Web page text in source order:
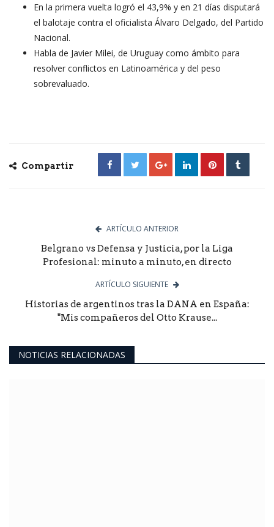
En la primera vuelta logró el 43,9% y en 21 días disputará
el balotaje contra el oficialista Álvaro Delgado, del Partido
Nacional.
Habla de Javier Milei, de Uruguay como ámbito para
resolver conflictos en Latinoamérica y del peso
sobrevaluado.
Compartir
ARTÍCULO ANTERIOR
Belgrano vs Defensa y Justicia, por la Liga
Profesional: minuto a minuto, en directo
ARTÍCULO SIGUIENTE
Historias de argentinos tras la DANA en España:
"Mis compañeros del Otto Krause...
NOTICIAS RELACIONADAS